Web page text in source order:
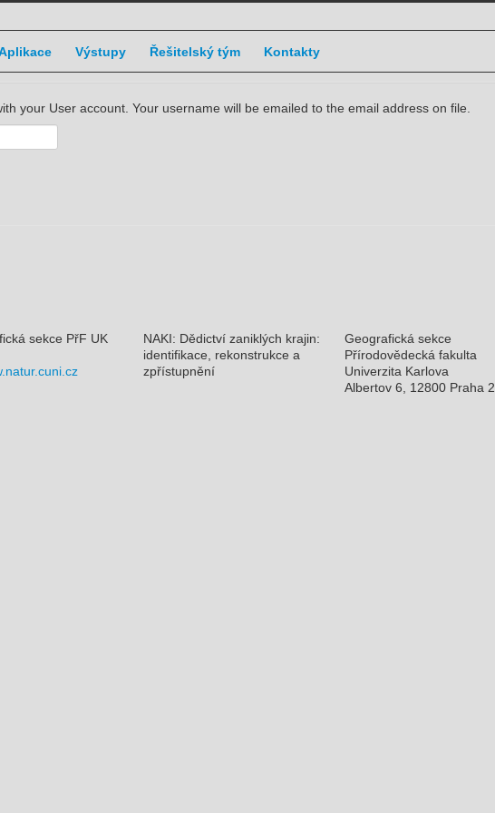
Výstupy Řešitelský tým Kontakty
your User account. Your username will be emailed to the email address on file.
sekce PřF UK
NAKI: Dědictví zaniklých krajin:
identifikace, rekonstrukce a
zpřístupnění
Geografická sekce
Přírodovědecká fakulta
Univerzita Karlova
Albertov 6, 12800 Praha 2